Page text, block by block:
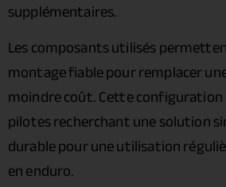
supplémentaires.
Les composants utilisés
montage fiable pour remplacer
moindre coût. Cette
pilotes recherchant une solution
durable pour une utilisation
en enduro.